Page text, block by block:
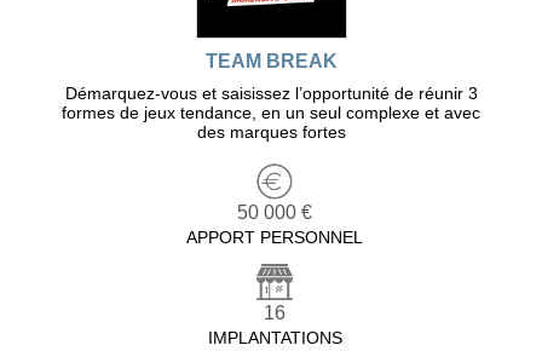
TEAM BREAK
Démarquez-vous et saisissez l’opportunité de réunir 3
formes de jeux tendance, en un seul complexe et avec
des marques fortes
50 000 €
APPORT PERSONNEL
16
IMPLANTATIONS